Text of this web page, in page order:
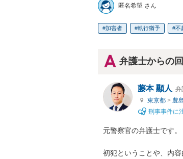
匿名希望 さん
加害者 執行猶予 不
弁護士からの
藤本 顯人 弁
東京都 > 豊
刑事事件に
元警察官の弁護士です。
初犯ということや、内